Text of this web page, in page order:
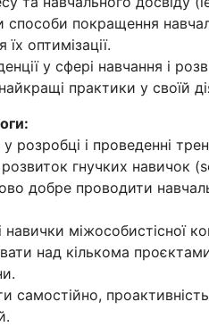
способи покращення
оптимізації.
у сфері навчання і
практики у своїй
розробці і проведенні
гнучких навичок
добре проводити
міжособистісної
над кількома
самостійно,